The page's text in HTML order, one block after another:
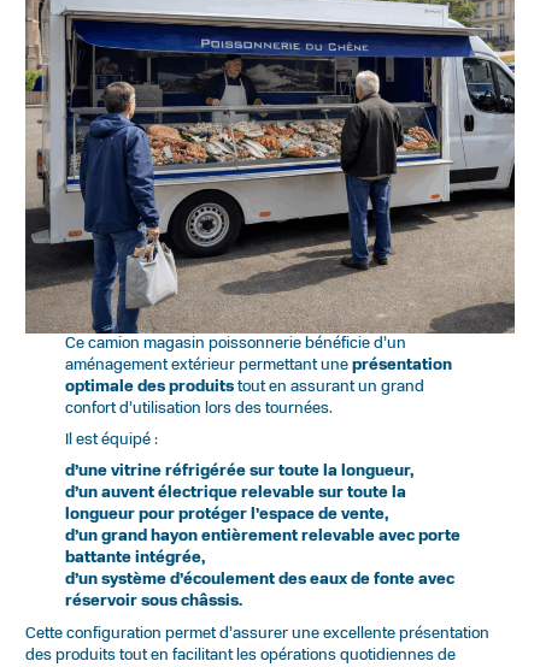
Ce camion magasin poissonnerie bénéficie d’un
aménagement extérieur permettant une présentation
optimale des produitstout en assurant un grand
confort d’utilisation lors des tournées.
Il est équipé :
d’une vitrine réfrigérée sur toute la longueur,
d’un auvent électrique relevable sur toute la
longueur pour protéger l’espace de vente,
d’un grand hayon entièrement relevable avec porte
battante intégrée,
d’un système d’écoulement des eaux de fonte avec
réservoir sous châssis.
Cette configuration permet d’assurer une excellente présentation
des produits tout en facilitant les opérations quotidiennes de